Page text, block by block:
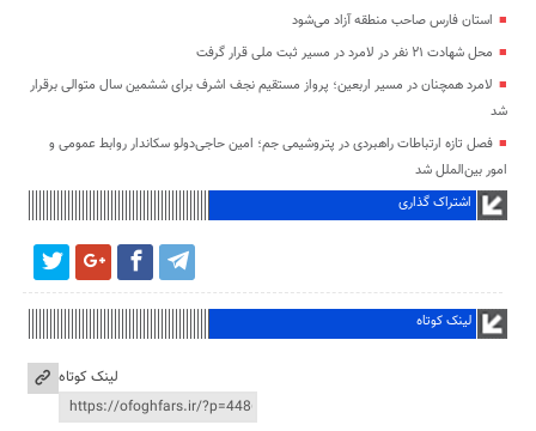
استان فارس صاحب منطقه آزاد می‌شود
محل شهادت ۲۱ نفر در لامرد در مسیر ثبت ملی قرار گرفت
لامرد همچنان در مسیر اربعین؛ پرواز مستقیم نجف اشرف برای ششمین سال متوالی برقرار
شد
فصل تازه ارتباطات راهبردی در پتروشیمی جم؛ امین حاجی‌دولو سکاندار روابط عمومی و
امور بین‌الملل شد
اشتراک گذاری
لینک کوتاه
لینک کوتاه